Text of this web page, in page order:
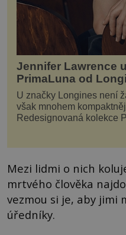
Jennifer Lawrence
PrimaLuna od
U značky Longines není
však mnohem
Redesignovaná kolekce
je značka Longines
Mezi lidmi o nich
mrtvého člověka
vezmou si je, aby
úředníky.